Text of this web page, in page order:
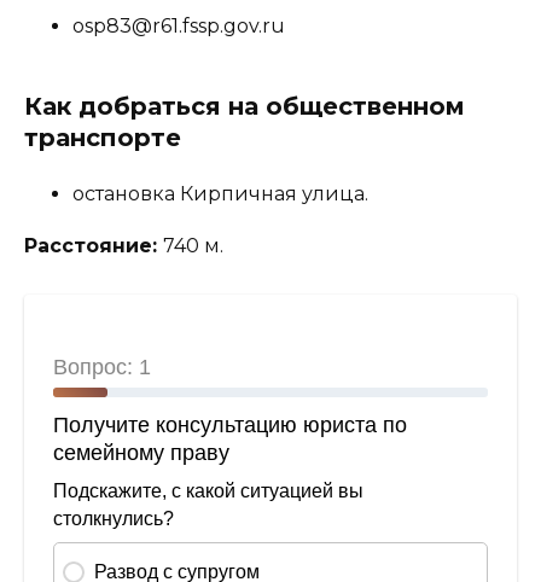
osp83@r61.fssp.gov.ru
Как добраться на общественном
транспорте
остановка Кирпичная улица.
Расстояние: 740 м.